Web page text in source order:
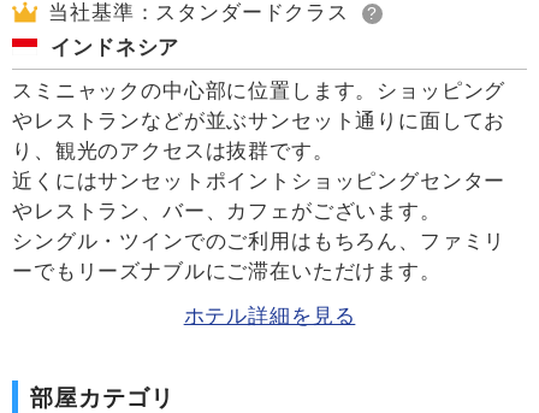
当社基準：スタンダードクラス ?
インドネシア
スミニャックの中心部に位置します。ショッピング
やレストランなどが並ぶサンセット通りに面してお
り、観光のアクセスは抜群です。
近くにはサンセットポイントショッピングセンター
やレストラン、バー、カフェがございます。
シングル・ツインでのご利用はもちろん、ファミリ
ーでもリーズナブルにご滞在いただけます。
ホテル詳細を見る
部屋カテゴリ